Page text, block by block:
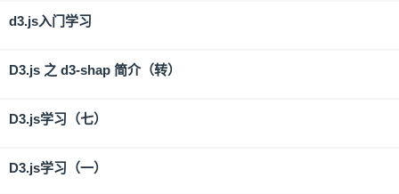
d3.js入门学习
D3.js 之 d3-shap 简介（转）
D3.js学习（七）
D3.js学习（一）